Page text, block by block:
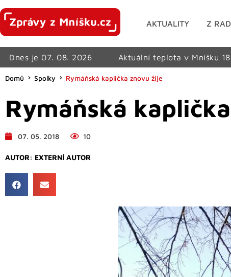
AKTUALITY Z
Dnes je 07. 08. 2026 Aktuální teplota v Mníšku
Domů Spolky Rymáňská kaplička znovu žije
Rymáňská
07. 05. 2018 10
AUTOR: EXTERNÍ AUTOR